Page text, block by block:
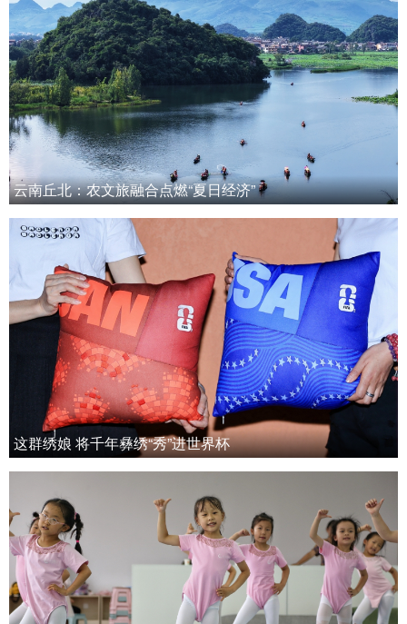
云南丘北：农文旅融合点燃“夏日经济”
这群绣娘 将千年彝绣“秀”进世界杯